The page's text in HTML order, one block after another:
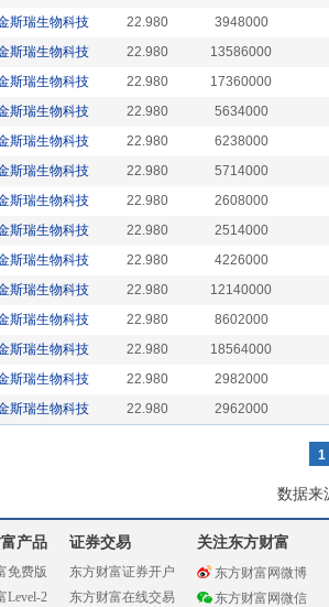
斯瑞生物科技 22.980
3948000
斯瑞生物科技 22.980
13586000
斯瑞生物科技 22.980
17360000
斯瑞生物科技 22.980
5634000
斯瑞生物科技 22.980
6238000
斯瑞生物科技 22.980
5714000
斯瑞生物科技 22.980
2608000
斯瑞生物科技 22.980
2514000
斯瑞生物科技 22.980
4226000
斯瑞生物科技 22.980
12140000
斯瑞生物科技 22.980
8602000
斯瑞生物科技 22.980
18564000
斯瑞生物科技 22.980
2982000
斯瑞生物科技 22.980 2962000
1
数据来
产品
免费版
Level-2
证券交易
东方财富证券开户
东方财富在线交易
关注东方财富
东方财富网微博
东方财富网微信